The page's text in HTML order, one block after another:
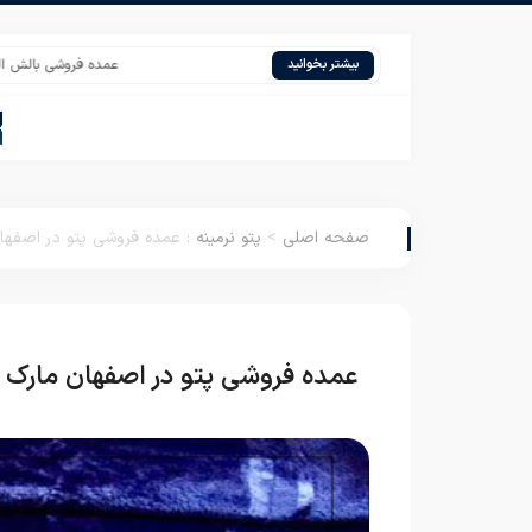
بیشتر بخوانید عمده فروشی بالش الیاف
صفحه اصلی > پتو نرمینه : عمده فروشی پتو در
عمده فروشی پتو در اصفهان مارک